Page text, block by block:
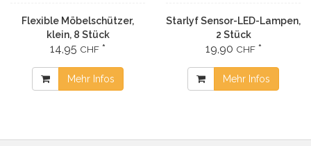
Flexible Möbelschützer,
klein, 8 Stück
14,95 CHF *
Mehr Infos
Starlyf Sensor-LED-Lampen,
2 Stück
19,90 CHF*
Mehr Infos